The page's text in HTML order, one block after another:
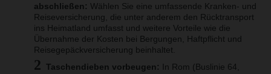
abschließen: Wählen Sie eine umfassende Kranken- und
Reiseversicherung, die unter anderem den Rücktransport
ins Heimatland umfasst und weitere Vorteile wie die
Übernahme der Kosten bei Bergungen, Haftpflicht und
Reisegepäckversicherung beinhaltet.
Taschendieben vorbeugen:
In Rom (Buslinie 64,